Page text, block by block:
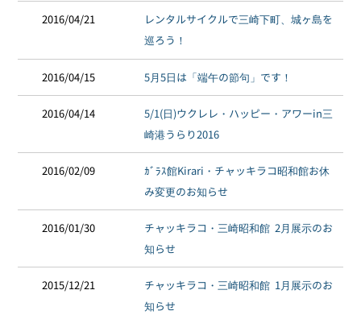
2016/04/21
レンタルサイクルで三崎下町、城ヶ島を
巡ろう！
2016/04/15 5月5日は「端午の節句」です！
2016/04/14
5/1(日)ウクレレ・ハッピー・アワーin三
崎港うらり2016
2016/02/09
ｶﾞﾗｽ館Kirari・チャッキラコ昭和館お休
み変更のお知らせ
2016/01/30
チャッキラコ・三崎昭和館 2月展示のお
知らせ
2015/12/21
チャッキラコ・三崎昭和館 1月展示のお
知らせ